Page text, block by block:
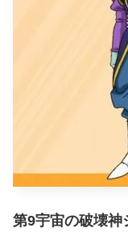
第9宇宙の破壊神